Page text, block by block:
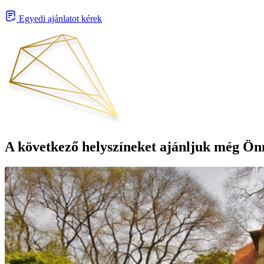
Egyedi ajánlatot kérek
A következő helyszíneket ajánljuk még